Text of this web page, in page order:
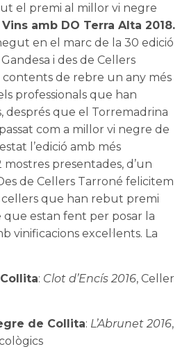
el premi al millor vi negre
amb DO Terra Alta 2018.
en el marc de la 30 edició
i des de Cellers
de rebre un any més
professionals que han
després que el Torremadrina
com a millor vi negre de
l’edició amb més
mostres presentades, d’un
de Cellers Tarroné felicitem
que han rebut premi
estan fent per posar la
vinificacions excel·lents. La
: Clot d’Encís 2016, Celler
de Collita: L’Abrunet 2016,